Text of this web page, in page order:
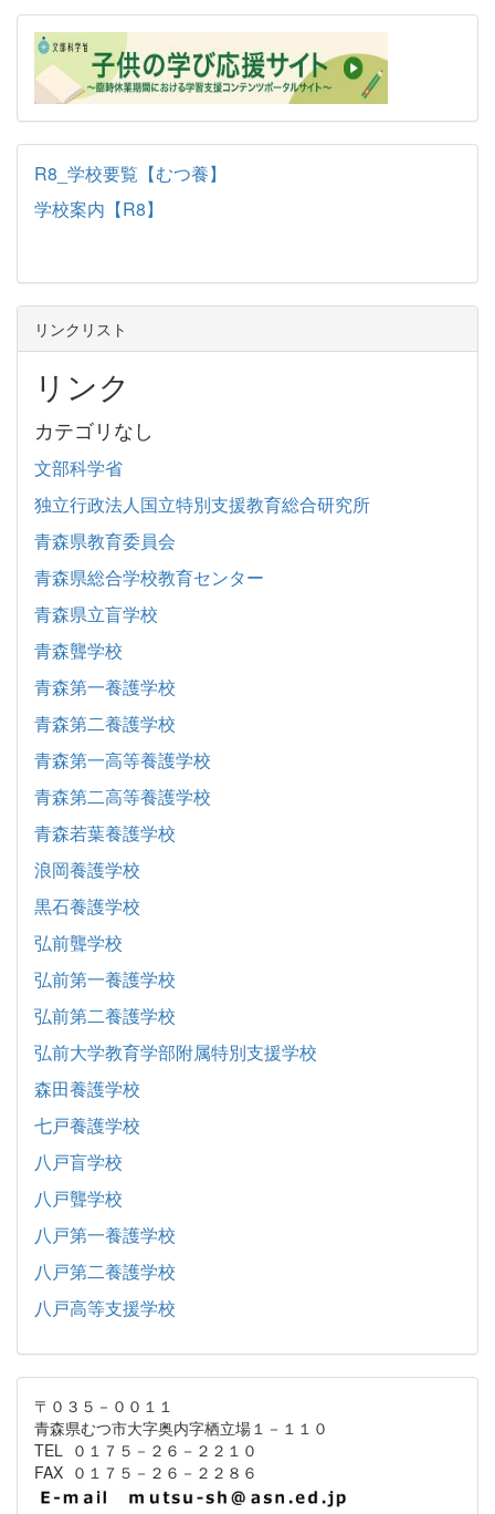
R8_学校要覧【むつ養】
学校案内【R8】
リンクリスト
リンク
カテゴリなし
文部科学省
独立行政法人国立特別支援教育総合研究所
青森県教育委員会
青森県総合学校教育センター
青森県立盲学校
青森聾学校
青森第一養護学校
青森第二養護学校
青森第一高等養護学校
青森第二高等養護学校
青森若葉養護学校
浪岡養護学校
黒石養護学校
弘前聾学校
弘前第一養護学校
弘前第二養護学校
弘前大学教育学部附属特別支援学校
森田養護学校
七戸養護学校
八戸盲学校
八戸聾学校
八戸第一養護学校
八戸第二養護学校
八戸高等支援学校
〒０３５－００１１
青森県むつ市大字奥内字栖立場１－１１０
TEL ０１７５－２６－２２１０
FAX ０１７５－２６－２２８６